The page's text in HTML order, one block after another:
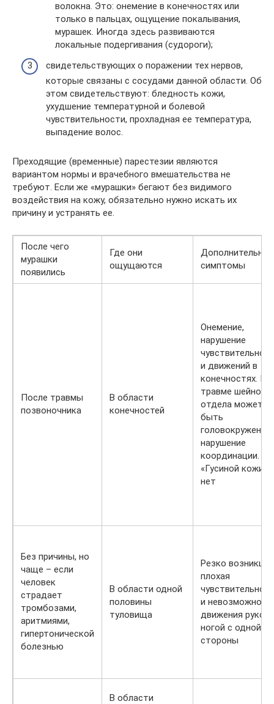
волокна. Это: онемение в конечностях или
только в пальцах, ощущение покалывания,
мурашек. Иногда здесь развиваются
локальные подергивания (судороги);
свидетельствующих о поражении тех нервов,
которые связаны с сосудами данной области. Об
этом свидетельствуют: бледность кожи,
ухудшение температурной и болевой
чувствительности, прохладная ее температура,
выпадение волос.
Преходящие (временные) парестезии являются
вариантом нормы и врачебного вмешательства не
требуют. Если же «мурашки» бегают без видимого
воздействия на кожу, обязательно нужно искать их
причину и устранять ее.
После чего
мурашки
появились
Где они
ощущаются
Дополнительные
симптомы
После травмы
позвоночника
В области
конечностей
Онемение,
нарушение
и движений в
конечностях.
травме шейного
отдела может
быть
головокружение,
нарушение
координации.
«Гусиной кожи»
нет
Без причины, но
чаще – если
человек
страдает
тромбозами,
аритмиями,
гипертонической
болезнью
В области одной
половины
туловища
Резко
плохая
и
движения рукой
ногой с одной
стороны
В области